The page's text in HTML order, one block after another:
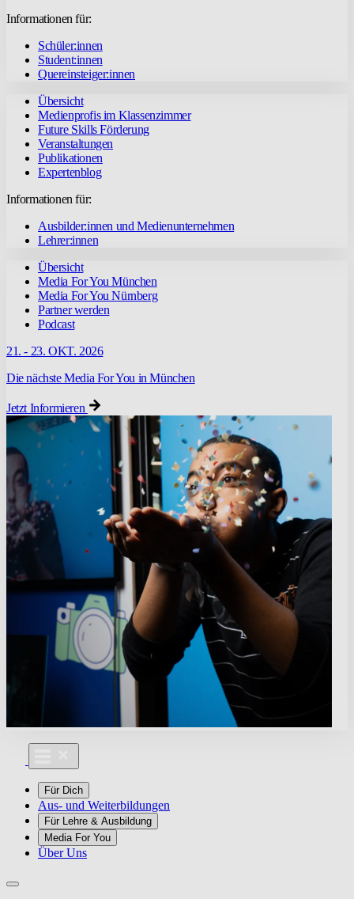
Informationen für:
Schüler:innen
Student:innen
Quereinsteiger:innen
Übersicht
Medienprofis im Klassenzimmer
Future Skills Förderung
Veranstaltungen
Publikationen
Expertenblog
Informationen für:
Ausbilder:innen und Medienunternehmen
Lehrer:innen
Übersicht
Media For You München
Media For You Nürnberg
Partner werden
Podcast
21. - 23. OKT. 2026
Die nächste Media For You in München
Jetzt Informieren
Für Dich
Aus- und Weiterbildungen
Für Lehre & Ausbildung
Media For You
Über Uns